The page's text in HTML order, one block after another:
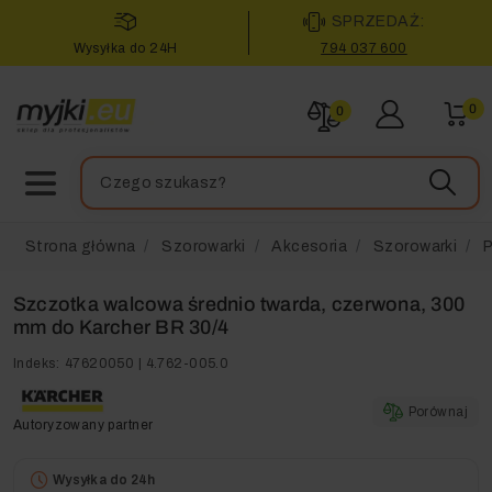
Wysyłka do 24H
SPRZEDAŻ:
794 037 600
0 0
Strona główna Szorowarki Akcesoria Szorowarki
Szczotka walcowa średnio twarda, czerwona, 300
mm do Karcher BR 30/4
Indeks: 47620050 | 4.762-005.0
Autoryzowany partner
Porównaj
Wysyłka do 24h